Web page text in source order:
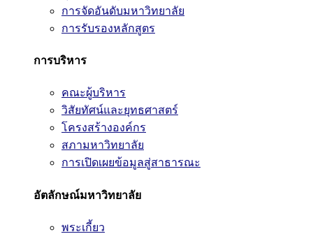
การจัดอันดับมหาวิทยาลัย
การรับรองหลักสูตร
การบริหาร
คณะผู้บริหาร
วิสัยทัศน์และยุทธศาสตร์
โครงสร้างองค์กร
สภามหาวิทยาลัย
การเปิดเผยข้อมูลสู่สาธารณะ
อัตลักษณ์มหาวิทยาลัย
พระเกี้ยว